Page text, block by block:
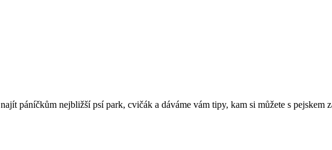
páníčkům nejbližší psí park, cvičák a dáváme vám tipy, kam si můžete s